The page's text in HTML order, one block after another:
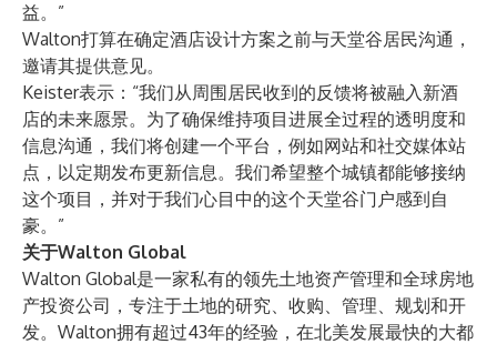
益。”
Walton打算在确定酒店设计方案之前与天堂谷居民沟通，
邀请其提供意见。
Keister表示：“我们从周围居民收到的反馈将被融入新酒
店的未来愿景。为了确保维持项目进展全过程的透明度和
信息沟通，我们将创建一个平台，例如网站和社交媒体站
点，以定期发布更新信息。我们希望整个城镇都能够接纳
这个项目，并对于我们心目中的这个天堂谷门户感到自
豪。”
关于Walton Global
Walton Global是一家私有的领先土地资产管理和全球房地
产投资公司，专注于土地的研究、收购、管理、规划和开
发。Walton拥有超过43年的经验，在北美发展最快的大都